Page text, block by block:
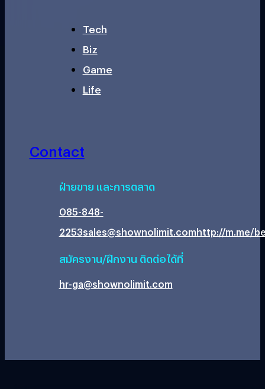
Tech
Biz
Game
Life
Contact
ฝ่ายขาย และการตลาด
085-848-
2253sales@shownolimit.comhttp://m.me/
สมัครงาน/ฝึกงาน ติดต่อได้ที่
hr-ga@shownolimit.com